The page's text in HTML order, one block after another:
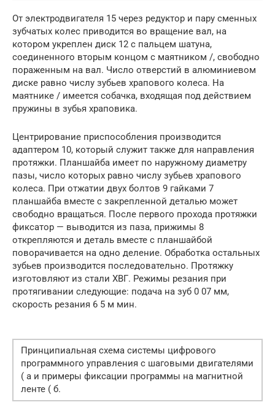
От электродвигателя 15 через редуктор и пару сменных
зубчатых колес приводится во вращение вал, на
котором укреплен диск 12 с пальцем шатуна,
соединенного вторым концом с маятником /, свободно
пораженным на вал. Число отверстий в алюминиевом
диске равно числу зубьев храпового колеса. На
маятнике / имеется собачка, входящая под действием
пружины в зубья храповика.
Центрирование приспособления производится
адаптером 10, который служит также для направления
протяжки. Планшайба имеет по наружному диаметру
пазы, число которых равно числу зубьев храпового
колеса. При отжатии двух болтов 9 гайками 7
планшайба вместе с закрепленной деталью может
свободно вращаться. После первого прохода протяжки
фиксатор — выводится из паза, прижимы 8
открепляются и деталь вместе с планшайбой
поворачивается на одно деление. Обработка остальных
зубьев производится последовательно. Протяжку
изготовляют из стали ХВГ. Режимы резания при
протягивании следующие: подача на зуб 0 07 мм,
скорость резания 6 5 м мин.
Принципиальная схема системы цифрового
программного управления с шаговыми двигателями
( а и примеры фиксации программы на магнитной
ленте ( б.